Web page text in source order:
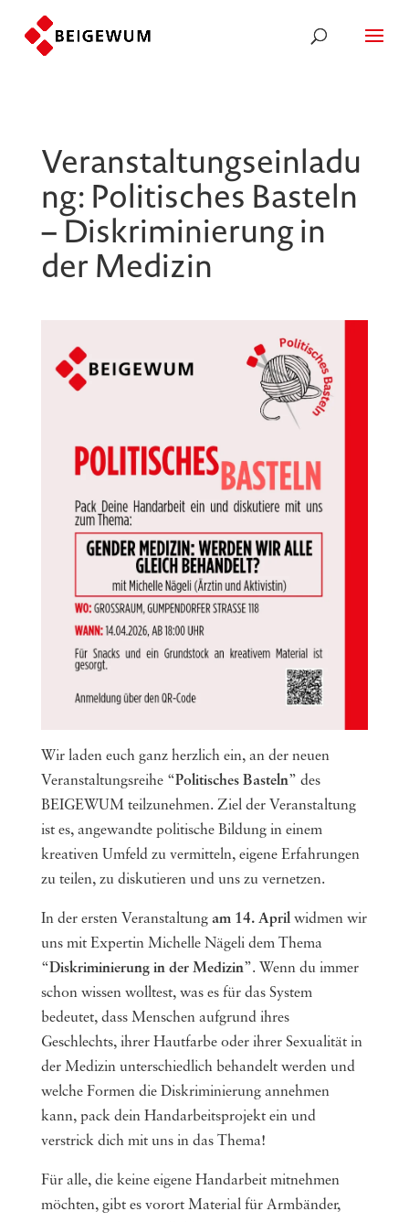
Veranstaltungseinladu
ng: Politisches Basteln
– Diskriminierung in
der Medizin
Wir laden euch ganz herzlich ein, an der neuen
Veranstaltungsreihe “Politisches Basteln” des
BEIGEWUM teilzunehmen. Ziel der Veranstaltung
ist es, angewandte politische Bildung in einem
kreativen Umfeld zu vermitteln, eigene Erfahrungen
zu teilen, zu diskutieren und uns zu vernetzen.
In der ersten Veranstaltung am 14. April widmen wir
uns mit Expertin Michelle Nägeli dem Thema
“Diskriminierung in der Medizin”. Wenn du immer
schon wissen wolltest, was es für das System
bedeutet, dass Menschen aufgrund ihres
Geschlechts, ihrer Hautfarbe oder ihrer Sexualität in
der Medizin unterschiedlich behandelt werden und
welche Formen die Diskriminierung annehmen
kann, pack dein Handarbeitsprojekt ein und
verstrick dich mit uns in das Thema!
Für alle, die keine eigene Handarbeit mitnehmen
möchten, gibt es vorort Material für Armbänder,